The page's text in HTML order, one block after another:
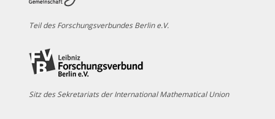
Teil des Forschungsverbundes Berlin e.V.
Sitz des Sekretariats der International Mathematical Union